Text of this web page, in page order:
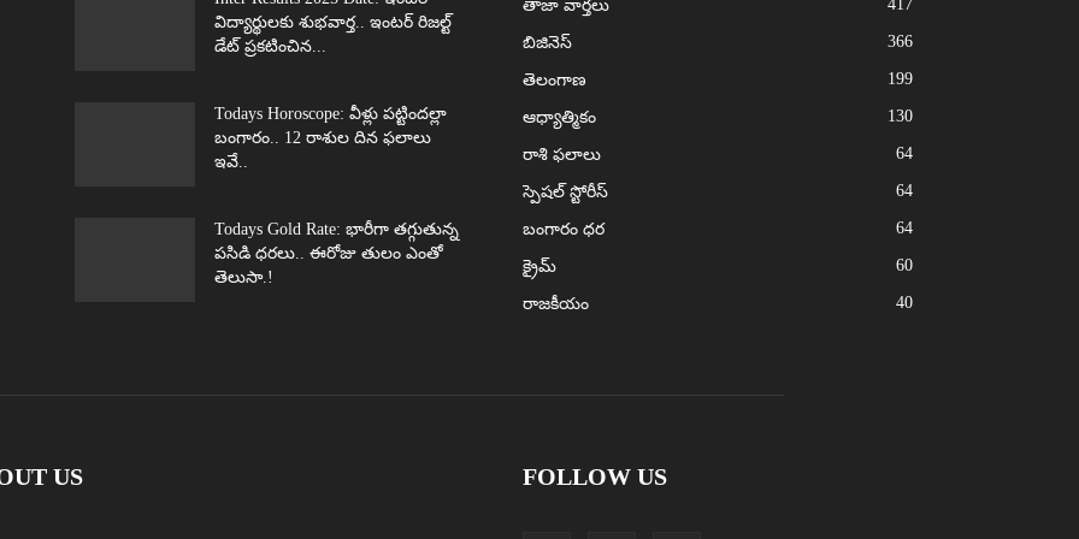
విద్యార్థులకు శుభవార్త.. ఇంటర్ రిజల్ట్
డేట్ ప్రకటించిన...
Todays Horoscope: వీళ్లు పట్టిందల్లా
బంగారం.. 12 రాశుల దిన ఫలాలు
ఇవే..
Todays Gold Rate: భారీగా తగ్గుతున్న
పసిడి ధరలు.. ఈరోజు తులం ఎంతో
తెలుసా.!
తాజా వార్తలు 417
బిజినెస్ 366
తెలంగాణ 199
ఆధ్యాత్మికం 130
రాశి ఫలాలు 64
స్పెషల్ స్టోరీస్ 64
బంగారం ధర 64
క్రైమ్ 60
రాజకీయం 40
US FOLLOW US